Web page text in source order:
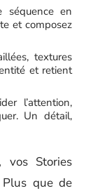
séquence en
et composez
textures
et retient
l’attention,
Un détail,
vos Stories
que de